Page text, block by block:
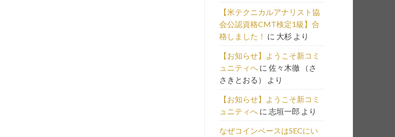
ら
【米テクニカルアナリスト協
会公認資格CMT検定1級】合
格しました！ に 大杉より
【お知らせ】ようこそ新コミ
ュニティへに 佐々木徹 （さ
さきとおる）
より
【お知らせ】ようこそ新コミ
ュニティへに 志垣一郎 より
なぜコインベースはSECにい